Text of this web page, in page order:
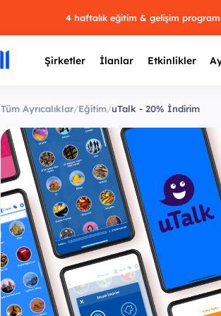
4 haftalık eğitim & gelişim
Şirketler İlanlar Etkinlikler
Tüm Ayrıcalıklar/Eğitim/uTalk - 20% İndirim